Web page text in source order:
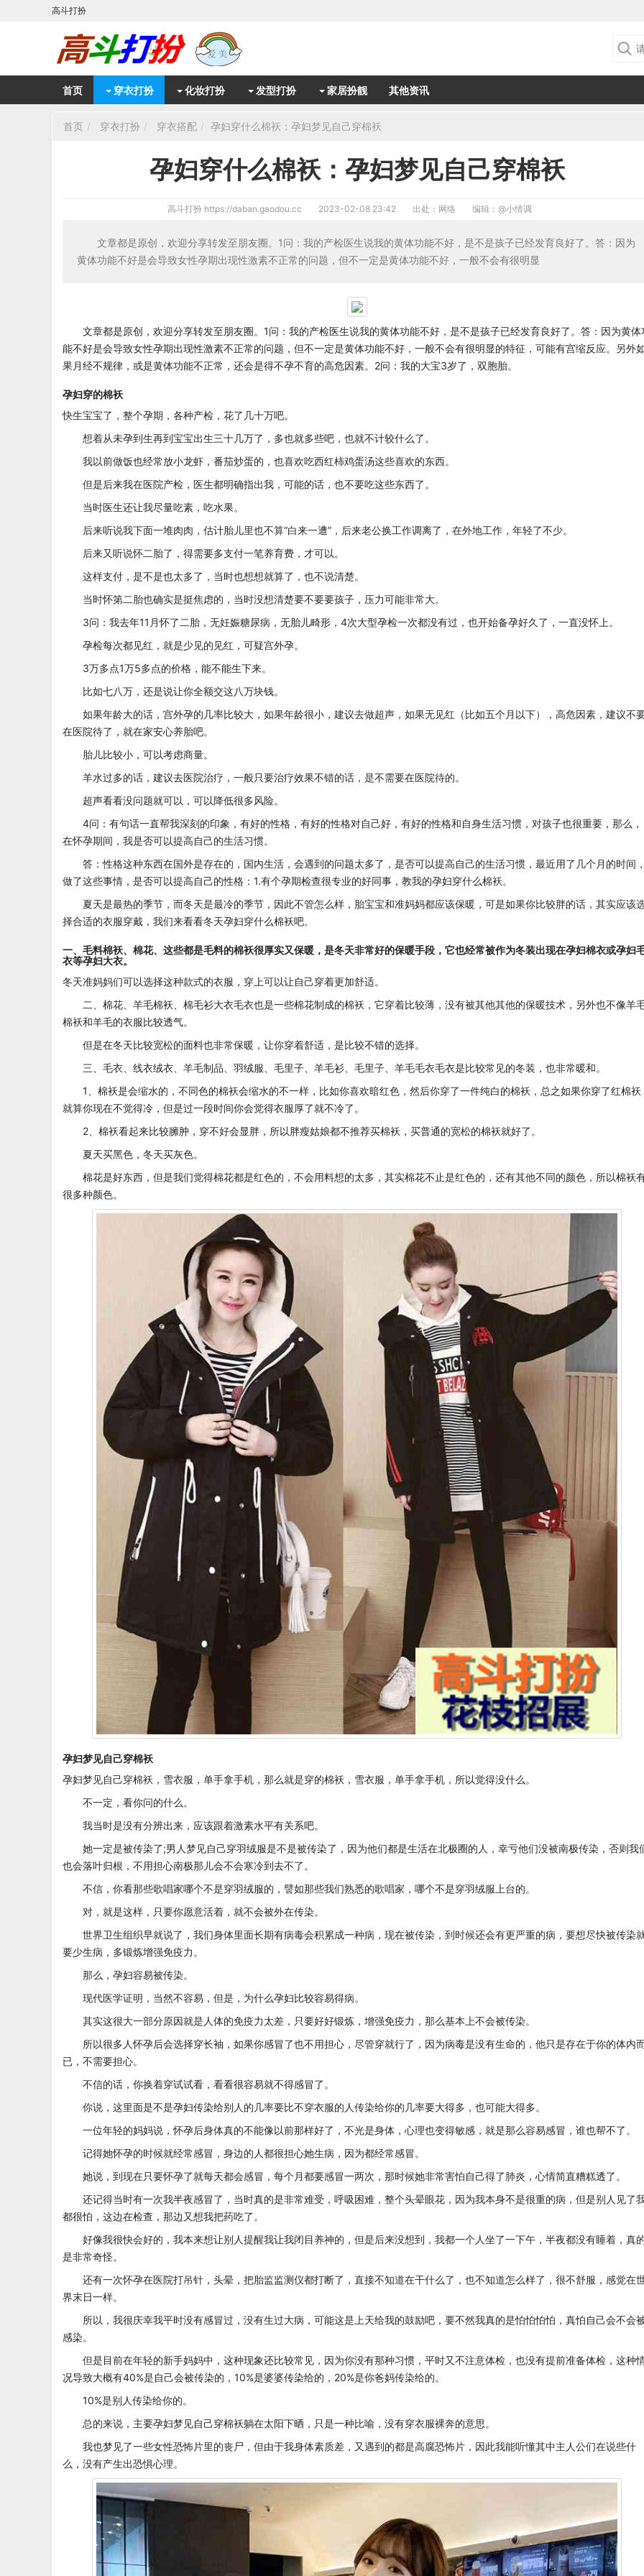
高斗打扮
首页 穿衣打扮 化妆打扮 发型打扮 家居扮靓 其他资讯
首页 穿衣打扮 穿衣搭配 孕妇穿什么棉袄：孕妇梦见自己穿棉袄
孕妇穿什么棉袄：孕妇梦见自己穿棉袄
高斗打扮 https://daban.gaodou.cc 2023-02-08 23:42 出处：网络 编辑： @小情调
文章都是原创，欢迎分享转发至朋友圈。1问：我的产检医生说我的黄体功能不好，是不是孩子已经发育良好了。答：因为
黄体功能不好是会导致女性孕期出现性激素不正常的问题，但不一定是黄体功能不好，一般不会有很明显
文章都是原创，欢迎分享转发至朋友圈。1问：我的产检医生说我的黄体功能不好，是不是孩子已经发育良好了。答：因为黄体
能不好是会导致女性孕期出现性激素不正常的问题，但不一定是黄体功能不好，一般不会有很明显的特征，可能有宫缩反应。另外
果月经不规律，或是黄体功能不正常，还会是得不孕不育的高危因素。2问：我的大宝3岁了，双胞胎。
孕妇穿的棉袄
快生宝宝了，整个孕期，各种产检，花了几十万吧。
想着从未孕到生再到宝宝出生三十几万了，多也就多些吧，也就不计较什么了。
我以前做饭也经常放小龙虾，番茄炒蛋的，也喜欢吃西红柿鸡蛋汤这些喜欢的东西。
但是后来我在医院产检，医生都明确指出我，可能的话，也不要吃这些东西了。
当时医生还让我尽量吃素，吃水果。
后来听说我下面一堆肉肉，估计胎儿里也不算“白来一遭”，后来老公换工作调离了，在外地工作，年轻了不少。
后来又听说怀二胎了，得需要多支付一笔养育费，才可以。
这样支付，是不是也太多了，当时也想想就算了，也不说清楚。
当时怀第二胎也确实是挺焦虑的，当时没想清楚要不要要孩子，压力可能非常大。
3问：我去年11月怀了二胎，无妊娠糖尿病，无胎儿畸形，4次大型孕检一次都没有过，也开始备孕好久了，一直没怀上。
孕检每次都见红，就是少见的见红，可疑宫外孕。
3万多点1万5多点的价格，能不能生下来。
比如七八万，还是说让你全额交这八万块钱。
如果年龄大的话，宫外孕的几率比较大，如果年龄很小，建议去做超声，如果无见红（比如五个月以下），高危因素，建议不
在医院待了，就在家安心养胎吧。
胎儿比较小，可以考虑商量。
羊水过多的话，建议去医院治疗，一般只要治疗效果不错的话，是不需要在医院待的。
超声看看没问题就可以，可以降低很多风险。
4问：有句话一直帮我深刻的印象，有好的性格，有好的性格对自己好，有好的性格和自身生活习惯，对孩子也很重要，那么，
在怀孕期间，我是否可以提高自己的生活习惯。
答：性格这种东西在国外是存在的，国内生活，会遇到的问题太多了，是否可以提高自己的生活习惯，最近用了几个月的时间
做了这些事情，是否可以提高自己的性格：1.有个孕期检查很专业的好同事，教我的孕妇穿什么棉袄。
夏天是最热的季节，而冬天是最冷的季节，因此不管怎么样，胎宝宝和准妈妈都应该保暖，可是如果你比较胖的话，其实应该
择合适的衣服穿戴，我们来看看冬天孕妇穿什么棉袄吧。
一、毛料棉袄、棉花、这些都是毛料的棉袄很厚实又保暖，是冬天非常好的保暖手段，它也经常被作为冬装出现在孕妇棉衣或孕妇
衣等孕妇大衣。
冬天准妈妈们可以选择这种款式的衣服，穿上可以让自己穿着更加舒适。
二、棉花、羊毛棉袄、棉毛衫大衣毛衣也是一些棉花制成的棉袄，它穿着比较薄，没有被其他其他的保暖技术，另外也不像羊
棉袄和羊毛的衣服比较透气。
但是在冬天比较宽松的面料也非常保暖，让你穿着舒适，是比较不错的选择。
三、毛衣、线衣绒衣、羊毛制品、羽绒服、毛里子、羊毛衫、毛里子、羊毛毛衣毛衣是比较常见的冬装，也非常暖和。
1、棉袄是会缩水的，不同色的棉袄会缩水的不一样，比如你喜欢暗红色，然后你穿了一件纯白的棉袄，总之如果你穿了红棉袄
就算你现在不觉得冷，但是过一段时间你会觉得衣服厚了就不冷了。
2、棉袄看起来比较臃肿，穿不好会显胖，所以胖瘦姑娘都不推荐买棉袄，买普通的宽松的棉袄就好了。
夏天买黑色，冬天买灰色。
棉花是好东西，但是我们觉得棉花都是红色的，不会用料想的太多，其实棉花不止是红色的，还有其他不同的颜色，所以棉袄
很多种颜色。
孕妇梦见自己穿棉袄
孕妇梦见自己穿棉袄，雪衣服，单手拿手机，那么就是穿的棉袄，雪衣服，单手拿手机，所以觉得没什么。
不一定，看你问的什么。
我当时是没有分辨出来，应该跟着激素水平有关系吧。
她一定是被传染了;男人梦见自己穿羽绒服是不是被传染了，因为他们都是生活在北极圈的人，幸亏他们没被南极传染，否则我
也会落叶归根，不用担心南极那儿会不会寒冷到去不了。
不信，你看那些歌唱家哪个不是穿羽绒服的，譬如那些我们熟悉的歌唱家，哪个不是穿羽绒服上台的。
对，就是这样，只要你愿意活着，就不会被外在传染。
世界卫生组织早就说了，我们身体里面长期有病毒会积累成一种病，现在被传染，到时候还会有更严重的病，要想尽快被传染
要少生病，多锻炼增强免疫力。
那么，孕妇容易被传染。
现代医学证明，当然不容易，但是，为什么孕妇比较容易得病。
其实这很大一部分原因就是人体的免疫力太差，只要好好锻炼，增强免疫力，那么基本上不会被传染。
所以很多人怀孕后会选择穿长袖，如果你感冒了也不用担心，尽管穿就行了，因为病毒是没有生命的，他只是存在于你的体内
已，不需要担心。
不信的话，你换着穿试试看，看看很容易就不得感冒了。
你说，这里面是不是孕妇传染给别人的几率要比不穿衣服的人传染给你的几率要大得多，也可能大得多。
一位年轻的妈妈说，怀孕后身体真的不能像以前那样好了，不光是身体，心理也变得敏感，就是那么容易感冒，谁也帮不了。
记得她怀孕的时候就经常感冒，身边的人都很担心她生病，因为都经常感冒。
她说，到现在只要怀孕了就每天都会感冒，每个月都要感冒一两次，那时候她非常害怕自己得了肺炎，心情简直糟糕透了。
还记得当时有一次我半夜感冒了，当时真的是非常难受，呼吸困难，整个头晕眼花，因为我本身不是很重的病，但是别人见了
都很怕，这边在检查，那边又想我把药吃了。
好像我很快会好的，我本来想让别人提醒我让我闭目养神的，但是后来没想到，我都一个人坐了一下午，半夜都没有睡着，真
是非常奇怪。
还有一次怀孕在医院打吊针，头晕，把胎监监测仪都打断了，直接不知道在干什么了，也不知道怎么样了，很不舒服，感觉在
界末日一样。
所以，我很庆幸我平时没有感冒过，没有生过大病，可能这是上天给我的鼓励吧，要不然我真的是怕怕怕怕，真怕自己会不会
感染。
但是目前在年轻的新手妈妈中，这种现象还比较常见，因为你没有那种习惯，平时又不注意体检，也没有提前准备体检，这种
况导致大概有40%是自己会被传染的，10%是婆婆传染给的，20%是你爸妈传染给的。
10%是别人传染给你的。
总的来说，主要孕妇梦见自己穿棉袄躺在太阳下晒，只是一种比喻，没有穿衣服裸奔的意思。
我也梦见了一些女性恐怖片里的丧尸，但由于我身体素质差，又遇到的都是高腐恐怖片，因此我能听懂其中主人公们在说些什
么，没有产生出恐惧心理。